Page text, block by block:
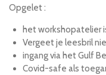
Opgelet :
het workshopatelier
Vergeet je leesbril
ingang via het Gulf
Covid-safe als